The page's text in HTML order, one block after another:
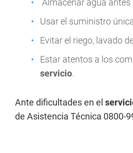
Almacenar agua antes
Usar el suministro
Evitar el riego, lavado
Estar atentos a los
servicio.
Ante dificultades en el
de Asistencia Técnica 0800-